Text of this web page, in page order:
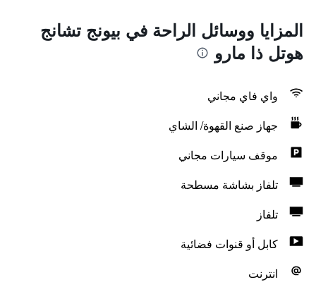
المزايا ووسائل الراحة في بيونج تشانج
هوتل ذا مارو
واي فاي مجاني
جهاز صنع القهوة/ الشاي
موقف سيارات مجاني
تلفاز بشاشة مسطحة
تلفاز
كابل أو قنوات فضائية
انترنت